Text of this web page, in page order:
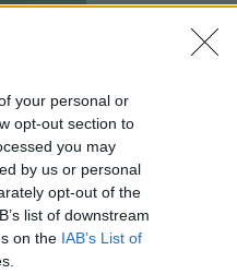
your personal or
opt-out section to
you may
by us or personal
opt-out of the
list of downstream
on the IAB’s List of